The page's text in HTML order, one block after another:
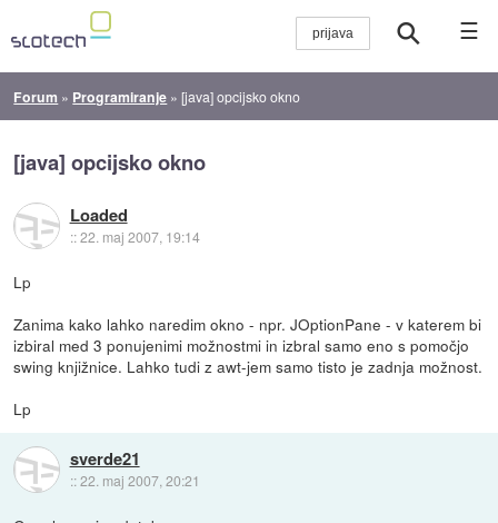
☰
Forum » Programiranje »[java] opcijsko okno
[java] opcijsko okno
Loaded
::22. maj 2007, 19:14
Lp
Zanima kako lahko naredim okno - npr. JOptionPane - v katerem bi
izbiral med 3 ponujenimi možnostmi in izbral samo eno s pomočjo
swing knjižnice. Lahko tudi z awt-jem samo tisto je zadnja možnost.
Lp
sverde21
::22. maj 2007, 20:21